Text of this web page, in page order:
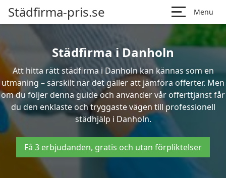
Städfirma-pris.se Menu
Städfirma i Danholn
Att hitta rätt städfirma i Danholn kan kännas som en
utmaning – särskilt när det gäller att jämföra offerter. Men
om du följer denna guide och använder vår offerttjänst får
du den enklaste och tryggaste vägen till professionell
städhjälp i Danholn.
Få 3 erbjudanden, gratis och utan förpliktelser